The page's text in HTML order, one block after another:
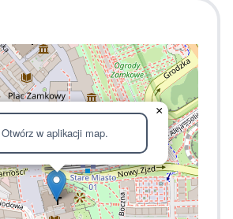
Otwórz w aplikacji map.
×